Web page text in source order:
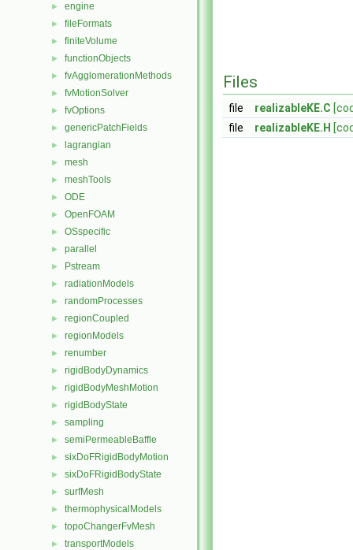
► engine
► fileFormats
► finiteVolume
► functionObjects
► fvAgglomerationMethods
► fvMotionSolver
► fvOptions
► genericPatchFields
► lagrangian
► mesh
► meshTools
► ODE
► OpenFOAM
► OSspecific
► parallel
► Pstream
► radiationModels
► randomProcesses
► regionCoupled
► regionModels
► renumber
► rigidBodyDynamics
► rigidBodyMeshMotion
► rigidBodyState
► sampling
► semiPermeableBaffle
► sixDoFRigidBodyMotion
► sixDoFRigidBodyState
► surfMesh
► thermophysicalModels
► topoChangerFvMesh
► transportModels
Files
file realizableKE.C
file
realizableKE.H